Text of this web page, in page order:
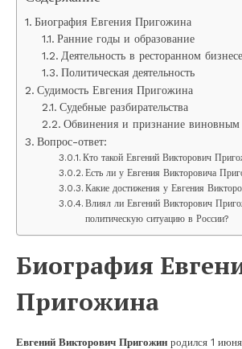
Биография Евгения Пригожина
Ранние годы и образование
Деятельность в ресторанном бизнесе
Политическая деятельность
Судимость Евгения Пригожина
Судебные разбирательства
Обвинения и признание виновным
Вопрос-ответ:
Кто такой Евгений Викторович
Есть ли у Евгения Викторовича
Какие достижения у Евгения
Влиял ли Евгений Викторович
политическую ситуацию в России?
Биография
Пригожина
Евгений Викторович Пригожин родился 1